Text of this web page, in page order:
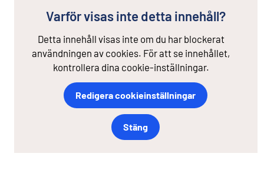
Varför visas inte detta innehåll?
Detta innehåll visas inte om du har blockerat
användningen av cookies. För att se innehållet,
kontrollera dina cookie-inställningar.
Redigera cookieinställningar
Stäng